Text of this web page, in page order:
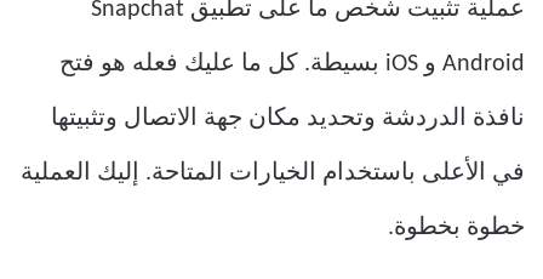
عملية تثبيت شخص ما على تطبيق Snapchat
Android و iOS بسيطة. كل ما عليك فعله هو فتح
نافذة الدردشة وتحديد مكان جهة الاتصال وتثبيتها
في الأعلى باستخدام الخيارات المتاحة. إليك العملية
خطوة بخطوة.